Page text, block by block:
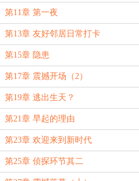
第11章 第一夜
第13章 友好邻居日常打卡
第15章 隐患
第17章 震撼开场（2）
第19章 逃出生天？
第21章 早起的理由
第23章 欢迎来到新时代
第25章 侦探环节其二